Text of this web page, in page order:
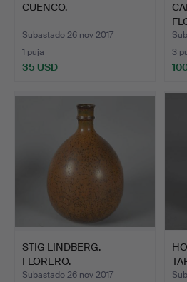
CUENCO.
Subastado 26 nov 2017
1 puja
35 USD
3
STIG LINDBERG.
FLORERO.
Subastado 26 nov 2017